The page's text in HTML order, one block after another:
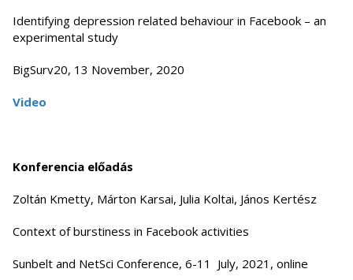
Identifying depression related behaviour in Facebook – an
experimental study
BigSurv20, 13 November, 2020
Video
Konferencia előadás
Zoltán Kmetty, Márton Karsai, Julia Koltai, János Kertész
Context of burstiness in Facebook activities
Sunbelt and NetSci Conference, 6-11 July, 2021, online